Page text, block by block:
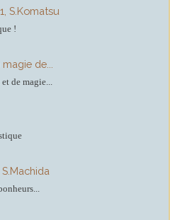
S.Komatsu
!
de...
de magie...